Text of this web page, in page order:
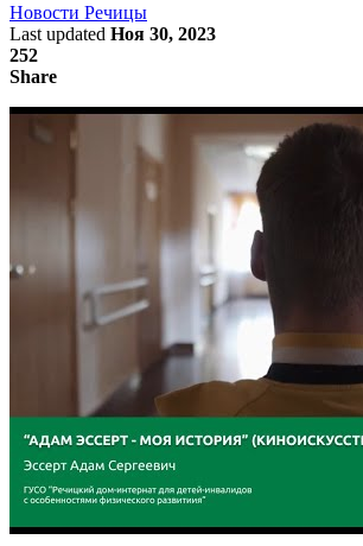
Новости Речицы
Last updated Ноя 30, 2023
252
Share